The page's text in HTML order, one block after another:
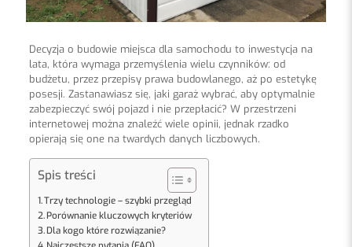
Decyzja o budowie miejsca dla samochodu to inwestycja na
lata, która wymaga przemyślenia wielu czynników: od
budżetu, przez przepisy prawa budowlanego, aż po estetykę
posesji. Zastanawiasz się, jaki garaż wybrać, aby optymalnie
zabezpieczyć swój pojazd i nie przepłacić? W przestrzeni
internetowej można znaleźć wiele opinii, jednak rzadko
opierają się one na twardych danych liczbowych.
Spis treści
Trzy technologie – szybki przegląd
Porównanie kluczowych kryteriów
Dla kogo które rozwiązanie?